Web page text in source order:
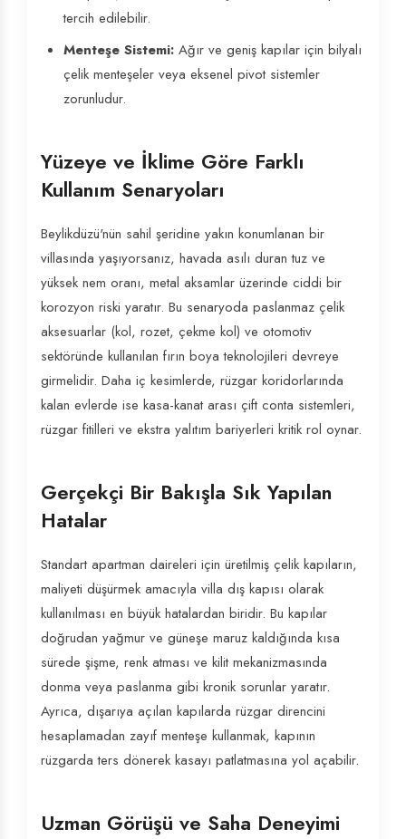
tercih edilebilir.
Menteşe Sistemi: Ağır ve geniş kapılar için bilyalı
çelik menteşeler veya eksenel pivot sistemler
zorunludur.
Yüzeye ve İklime Göre Farklı
Kullanım Senaryoları
Beylikdüzü'nün sahil şeridine yakın konumlanan bir
villasında yaşıyorsanız, havada asılı duran tuz ve
yüksek nem oranı, metal aksamlar üzerinde ciddi bir
korozyon riski yaratır. Bu senaryoda paslanmaz çelik
aksesuarlar (kol, rozet, çekme kol) ve otomotiv
sektöründe kullanılan fırın boya teknolojileri devreye
girmelidir. Daha iç kesimlerde, rüzgar koridorlarında
kalan evlerde ise kasa-kanat arası çift conta sistemleri,
rüzgar fitilleri ve ekstra yalıtım bariyerleri kritik rol oynar.
Gerçekçi Bir Bakışla Sık Yapılan
Hatalar
Standart apartman daireleri için üretilmiş çelik kapıların,
maliyeti düşürmek amacıyla villa dış kapısı olarak
kullanılması en büyük hatalardan biridir. Bu kapılar
doğrudan yağmur ve güneşe maruz kaldığında kısa
sürede şişme, renk atması ve kilit mekanizmasında
donma veya paslanma gibi kronik sorunlar yaratır.
Ayrıca, dışarıya açılan kapılarda rüzgar direncini
hesaplamadan zayıf menteşe kullanmak, kapının
rüzgarda ters dönerek kasayı patlatmasına yol açabilir.
Uzman Görüşü ve Saha Deneyimi